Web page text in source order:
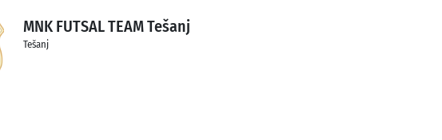
MNK FUTSAL TEAM Tešanj
Tešanj